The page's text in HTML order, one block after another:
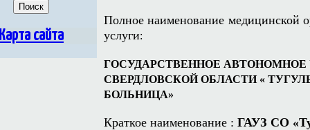
сайта
Полное наименование медицинской
услуги:
ГОСУДАРСТВЕННОЕ
СВЕРДЛОВСКОЙ ОБЛАСТИ «
БОЛЬНИЦА»
Краткое наименование : ГАУЗ СО